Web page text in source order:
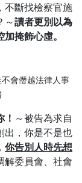
不斷找檢察官施
～讀者更別以為
掩飾心虛。
會僭越法律人事
～被告為求自
出，你是不是也
你告別人時先想
解委員會、社會